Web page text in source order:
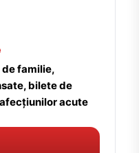
familie,
bilete de
acute